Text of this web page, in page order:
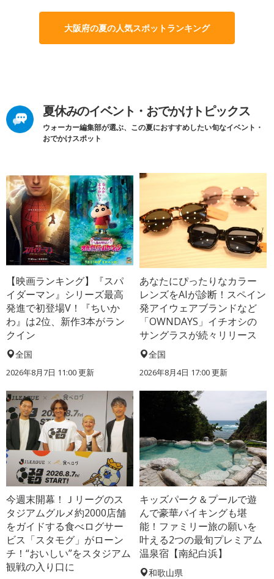
大阪府の夏の人気スポットランキング
夏休みのイベント・おでかけトピックス
ウォーカー編集部が選ぶ、この夏におすすめしたい旬なイベント・
おでかけスポット
【映画ランキング】『スパ
イダーマン』シリーズ最高
発進で初登場V！『ちいか
わ』は2位、新作3本がラン
クイン
全国
2026年8月7日 11:00更新
あなたにぴったりなカラー
レンズをAIが診断！スペイン
発アイウェアブランドなど
「OWNDAYS」イチオシの
サングラスが続々リリース
全国
2026年8月4日 17:00更新
今週末開幕！Ｊリーグのス
タジアムグルメ約2000店舗
をガイドする食べログサー
ビス「スタモグ」がローン
チ！“おいしい”をスタジアム
観戦の入り口に
キッズパーク＆プールで遊
んで豪華バイキングも堪
能！ファミリー旅の願いを
叶える2つの最旬プレミアム
温泉宿【南紀白浜】
和歌山県